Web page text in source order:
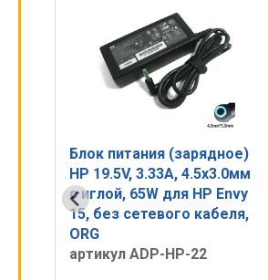
Блок питания (зарядное)
HP 19.5V, 3.33A, 4.5x3.0мм
с иглой, 65W для HP Envy
15, без сетевого кабеля,
ORG
артикул ADP-HP-22